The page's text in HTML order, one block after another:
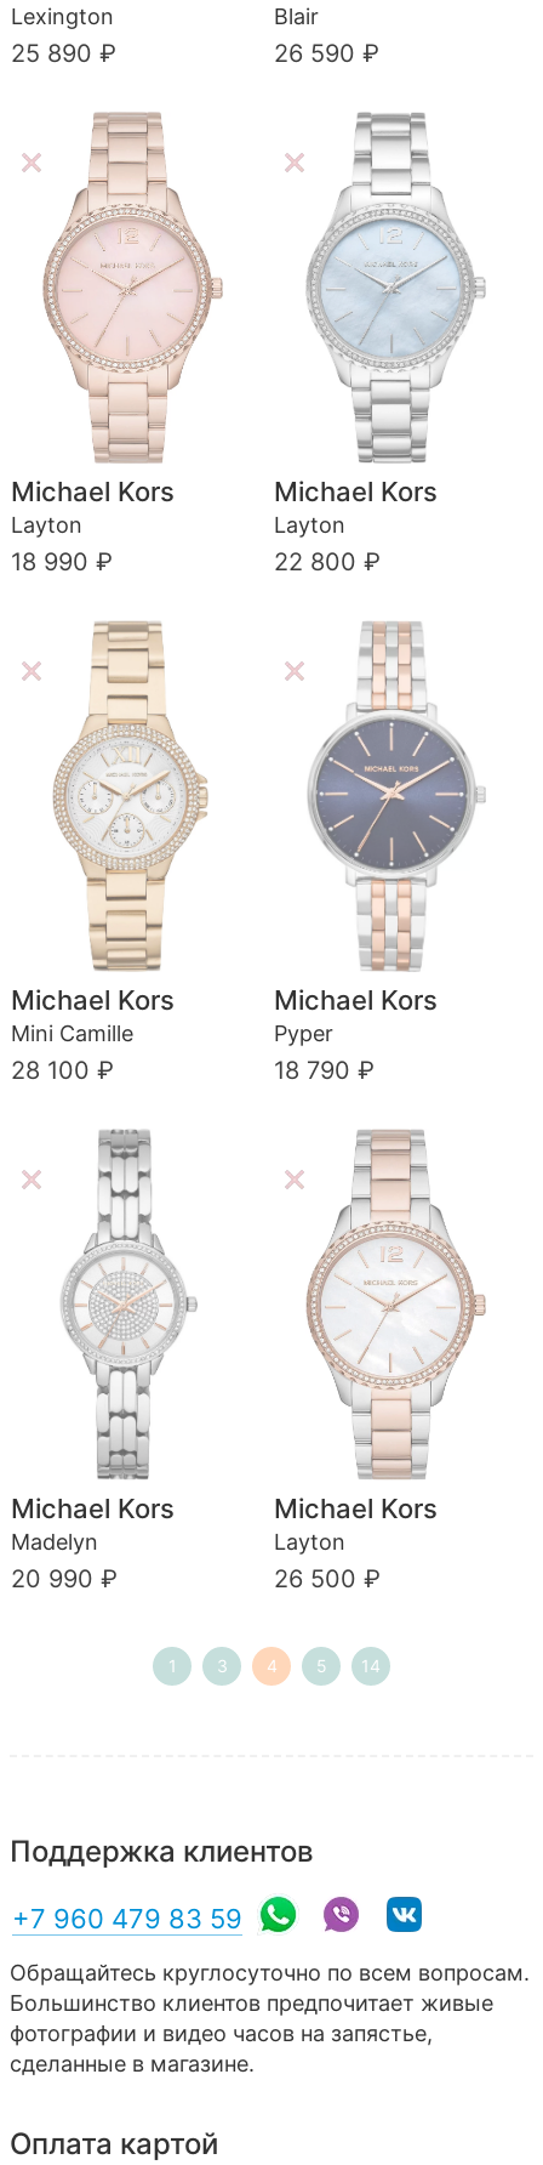
Lexington
25 890 ₽
Blair
26 590 ₽
Michael Kors
Layton
18 990 ₽
Michael Kors
Layton
22 800 ₽
Michael Kors
Mini Camille
28 100 ₽
Michael Kors
Pyper
18 790 ₽
Michael Kors
Madelyn
20 990 ₽
Michael Kors
Layton
26 500 ₽
1 3 4 5 14
Поддержка клиентов
+7 960 479 83 59
Обращайтесь круглосуточно по всем вопросам.
Большинство клиентов предпочитает живые
фотографии и видео часов на запястье,
сделанные в магазине.
Оплата картой